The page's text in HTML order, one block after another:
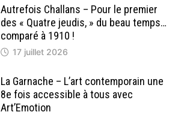
Autrefois Challans – Pour le premier
des « Quatre jeudis, » du beau temps…
comparé à 1910 !
17 juillet 2026
La Garnache – L’art contemporain une
8e fois accessible à tous avec
Art’Emotion